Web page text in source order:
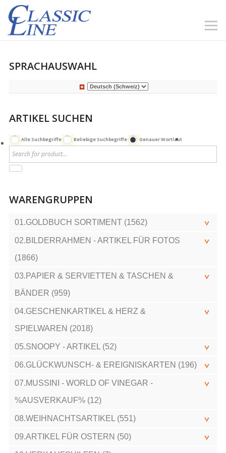
SPRACHAUSWAHL
ARTIKEL SUCHEN
Alle Suchbegriffe Beliebige Suchbegriffe Genauer Wortlaut
WARENGRUPPEN
01.GOLDBUCH SORTIMENT (1562)
02.BILDERRAHMEN - ARTIKEL FÜR FOTOS
(1866)
03.PAPIER & SERVIETTEN & TASCHEN &
BÄNDER (959)
04.GESCHENKARTIKEL & HERZ &
SPIELWAREN (2018)
05.SNOOPY - ARTIKEL (52)
06.GLÜCKWUNSCH- & EREIGNISKARTEN (196)
07.MUSSINI - WORLD OF VINEGAR -
%AUSVERKAUF% (12)
08.WEIHNACHTSARTIKEL (551)
09.ARTIKEL FÜR OSTERN (50)